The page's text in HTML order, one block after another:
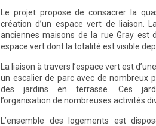
Le projet propose de consacrer la
création d’un espace vert de liaison.
anciennes maisons de la rue Gray est
espace vert dont la totalité est visible
La liaison à travers l’espace vert est
un escalier de parc avec de nombreux
des jardins en terrasse. Ces
l’organisation de nombreuses activités
L’ensemble des logements est